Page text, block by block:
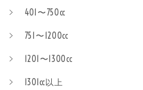
401〜750cc
751〜1200cc
1201〜1300cc
1301cc以上